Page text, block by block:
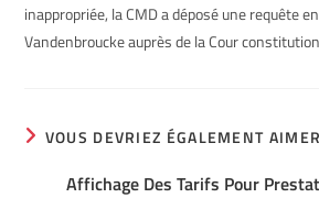
inappropriée, la CMD a déposé une requête
Vandenbroucke auprès de la Cour
VOUS DEVRIEZ ÉGALEMENT AIMER
Affichage Des Tarifs Pour